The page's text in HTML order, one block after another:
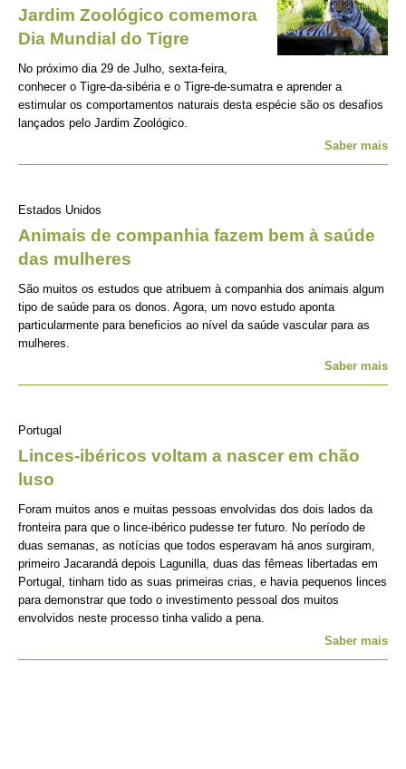
Jardim Zoológico comemora
Dia Mundial do Tigre
No próximo dia 29 de Julho, sexta-feira,
conhecer o Tigre-da-sibéria e o Tigre-de-sumatra e aprender a
estimular os comportamentos naturais desta espécie são os desafios
lançados pelo Jardim Zoológico.
Saber mais
Estados Unidos
Animais de companhia fazem bem à saúde
das mulheres
São muitos os estudos que atribuem à companhia dos animais algum
tipo de saúde para os donos. Agora, um novo estudo aponta
particularmente para beneficios ao nível da saúde vascular para as
mulheres.
Saber mais
Portugal
Linces-ibéricos voltam a nascer em chão
luso
Foram muitos anos e muitas pessoas envolvidas dos dois lados da
fronteira para que o lince-ibérico pudesse ter futuro. No período de
duas semanas, as notícias que todos esperavam há anos surgiram,
primeiro Jacarandá depois Lagunilla, duas das fêmeas libertadas em
Portugal, tinham tido as suas primeiras crias, e havia pequenos linces
para demonstrar que todo o investimento pessoal dos muitos
envolvidos neste processo tinha valido a pena.
Saber mais